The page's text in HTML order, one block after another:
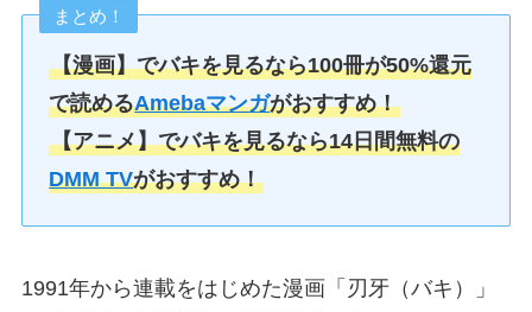
まとめ！
【漫画】でバキを見るなら100冊が50%還元
で読めるAmebaマンガがおすすめ！
【アニメ】でバキを見るなら14日間無料の
DMM TVがおすすめ！
1991年から連載をはじめた漫画「刃牙（バキ）」